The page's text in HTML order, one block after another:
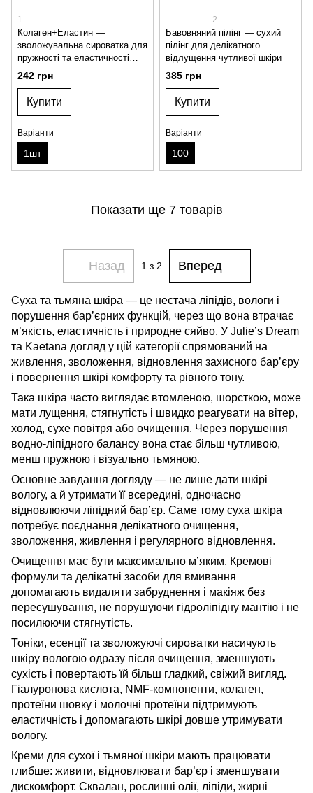
1
Колаген+Еластин —
зволожувальна сироватка для
пружності та еластичності
шкіри
242 грн
Купити
Варіанти
1шт
2
Бавовняний пілінг — сухий
пілінг для делікатного
відлущення чутливої шкіри
385 грн
Купити
Варіанти
100
Показати ще 7 товарів
Назад 1 з 2 Вперед
Суха та тьмяна шкіра — це нестача ліпідів, вологи і
порушення бар’єрних функцій, через що вона втрачає
м’якість, еластичність і природне сяйво. У Julie’s Dream
та Kaetana догляд у цій категорії спрямований на
живлення, зволоження, відновлення захисного бар’єру
і повернення шкірі комфорту та рівного тону.
Така шкіра часто виглядає втомленою, шорсткою, може
мати лущення, стягнутість і швидко реагувати на вітер,
холод, сухе повітря або очищення. Через порушення
водно-ліпідного балансу вона стає більш чутливою,
менш пружною і візуально тьмяною.
Основне завдання догляду — не лише дати шкірі
вологу, а й утримати її всередині, одночасно
відновлюючи ліпідний бар’єр. Саме тому суха шкіра
потребує поєднання делікатного очищення,
зволоження, живлення і регулярного відновлення.
Очищення має бути максимально м’яким. Кремові
формули та делікатні засоби для вмивання
допомагають видаляти забруднення і макіяж без
пересушування, не порушуючи гідроліпідну мантію і не
посилюючи стягнутість.
Тоніки, есенції та зволожуючі сироватки насичують
шкіру вологою одразу після очищення, зменшують
сухість і повертають їй більш гладкий, свіжий вигляд.
Гіалуронова кислота, NMF-компоненти, колаген,
протеїни шовку і молочні протеїни підтримують
еластичність і допомагають шкірі довше утримувати
вологу.
Креми для сухої і тьмяної шкіри мають працювати
глибше: живити, відновлювати бар’єр і зменшувати
дискомфорт. Сквалан, рослинні олії, ліпіди, жирні